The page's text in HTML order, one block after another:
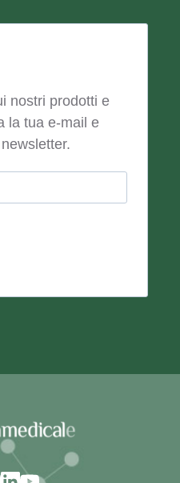
nostri prodotti e
la tua e-mail e